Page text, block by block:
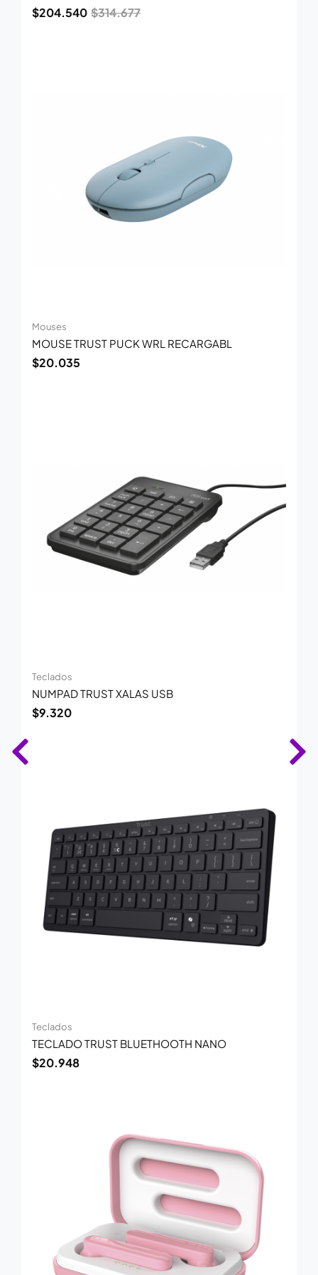
$314.677
$204.540
Mouses
MOUSE TRUST PUCK WRL RECARGABL
$20.035
Teclados
NUMPAD TRUST XALAS USB
$9.320
Teclados
TECLADO TRUST BLUETHOOTH NANO
$20.948